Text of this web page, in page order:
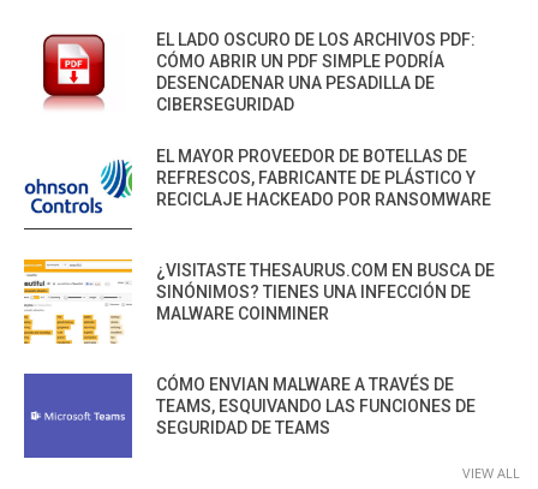
EL LADO OSCURO DE LOS ARCHIVOS PDF:
CÓMO ABRIR UN PDF SIMPLE PODRÍA
DESENCADENAR UNA PESADILLA DE
CIBERSEGURIDAD
EL MAYOR PROVEEDOR DE BOTELLAS DE
REFRESCOS, FABRICANTE DE PLÁSTICO Y
RECICLAJE HACKEADO POR RANSOMWARE
¿VISITASTE THESAURUS.COM EN BUSCA DE
SINÓNIMOS? TIENES UNA INFECCIÓN DE
MALWARE COINMINER
CÓMO ENVIAN MALWARE A TRAVÉS DE
TEAMS, ESQUIVANDO LAS FUNCIONES DE
SEGURIDAD DE TEAMS
VIEW ALL